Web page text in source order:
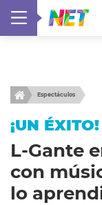
Espectáculos
¡UN ÉXITO!
L-Gante
con
lo